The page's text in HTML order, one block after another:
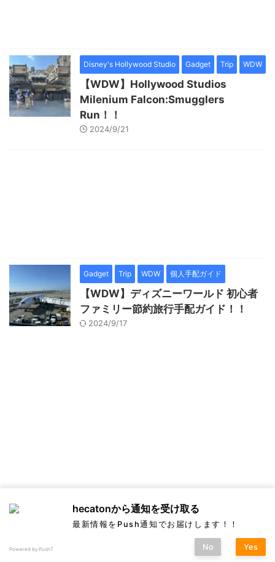
Disney's Hollywood Studio Gadget Trip WDW
【WDW】Hollywood Studios
Milenium Falcon:Smugglers
Run！！
2024/9/21
Gadget Trip WDW 個人手配ガイド
【WDW】ディズニーワールド 初心者
ファミリー節約旅行手配ガイド！！
2024/9/17
hecatonから通知を受け取る
最新情報をPush通知でお届けします！！
Powered by Push7 No Yes